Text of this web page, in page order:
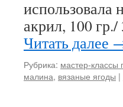
использовала
акрил, 100
Читать далее
Рубрика: мастер-классы
малина, вязаные ягоды |